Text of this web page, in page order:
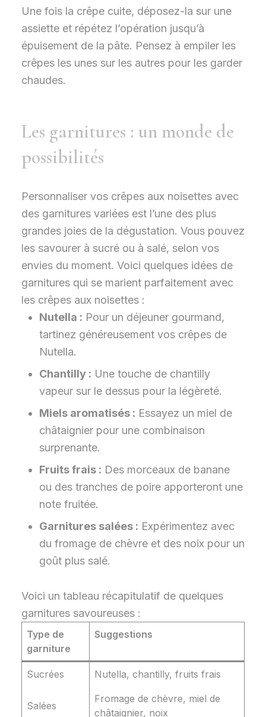
Une fois la crêpe cuite, déposez-la sur une
assiette et répétez l’opération jusqu’à
épuisement de la pâte. Pensez à empiler les
crêpes les unes sur les autres pour les garder
chaudes.
Les garnitures : un monde de
possibilités
Personnaliser vos crêpes aux noisettes avec
des garnitures variées est l’une des plus
grandes joies de la dégustation. Vous pouvez
les savourer à sucré ou à salé, selon vos
envies du moment. Voici quelques idées de
garnitures qui se marient parfaitement avec
les crêpes aux noisettes :
Nutella : Pour un déjeuner gourmand,
tartinez généreusement vos crêpes de
Nutella.
Chantilly : Une touche de chantilly
vapeur sur le dessus pour la légèreté.
Miels aromatisés : Essayez un miel de
châtaignier pour une combinaison
surprenante.
Fruits frais : Des morceaux de banane
ou des tranches de poire apporteront une
note fruitée.
Garnitures salées : Expérimentez avec
du fromage de chèvre et des noix pour un
goût plus salé.
Voici un tableau récapitulatif de quelques
garnitures savoureuses :
Type de
garniture
Suggestions
Sucrées Nutella, chantilly, fruits frais
Salées
Fromage de chèvre, miel de
châtaignier, noix